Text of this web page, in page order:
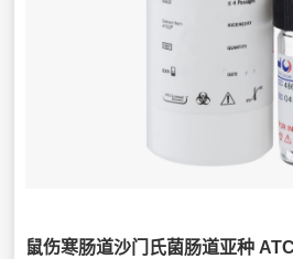
鼠伤寒肠道沙门氏菌肠道亚种